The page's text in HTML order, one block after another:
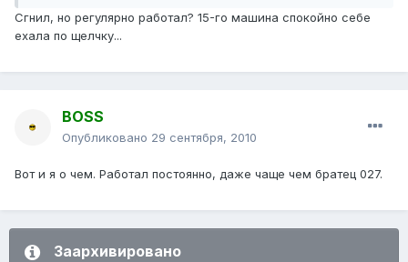
Сгнил, но регулярно работал? 15-го машина спокойно себе
ехала по щелчку...
BOSS
Опубликовано 29 сентября, 2010
Вот и я о чем. Работал постоянно, даже чаще чем братец 027.
Заархивировано